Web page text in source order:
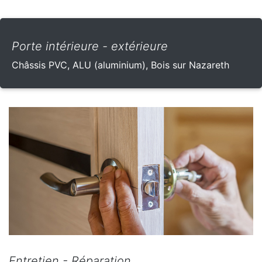
Porte intérieure - extérieure
Châssis PVC, ALU (aluminium), Bois sur Nazareth